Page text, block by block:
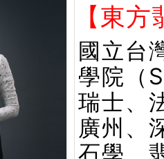
【東
國立台
學院（
瑞士、
廣州、
石學、